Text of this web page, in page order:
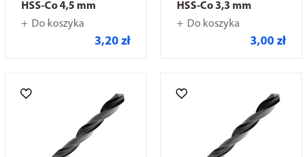
HSS-Co 4,5 mm
Do koszyka
3,20 zł
HSS-Co 3,3 mm
Do koszyka
3,00 zł